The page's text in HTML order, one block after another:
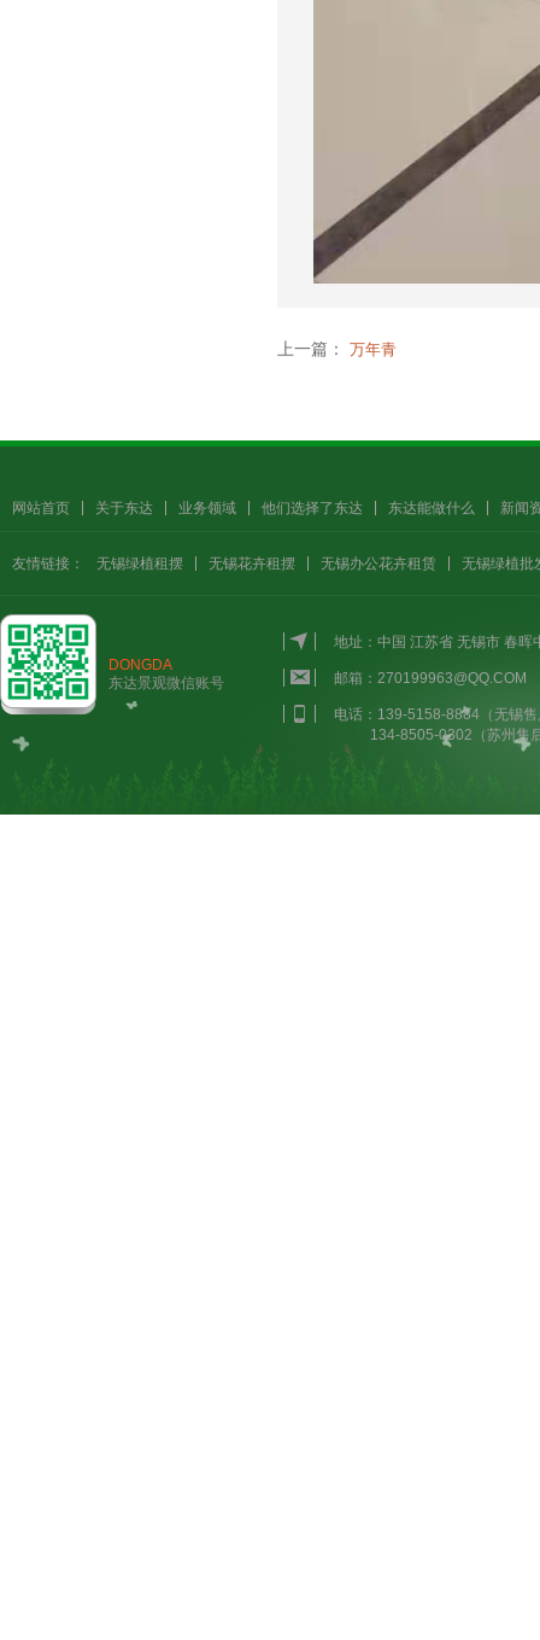
上一篇： 万年青
网站首页 关于东达 业务领域 他们选择了东达 东达能做什么 新闻
友情链接： 无锡绿植租摆 无锡花卉租摆 无锡办公花卉租赁 无锡绿植批
DONGDA
东达景观微信账号
地址：中国 江苏省 无锡市 春
邮箱：270199963@QQ.COM
电话：139-5158-8884（无锡
134-8505-0302（苏州售后